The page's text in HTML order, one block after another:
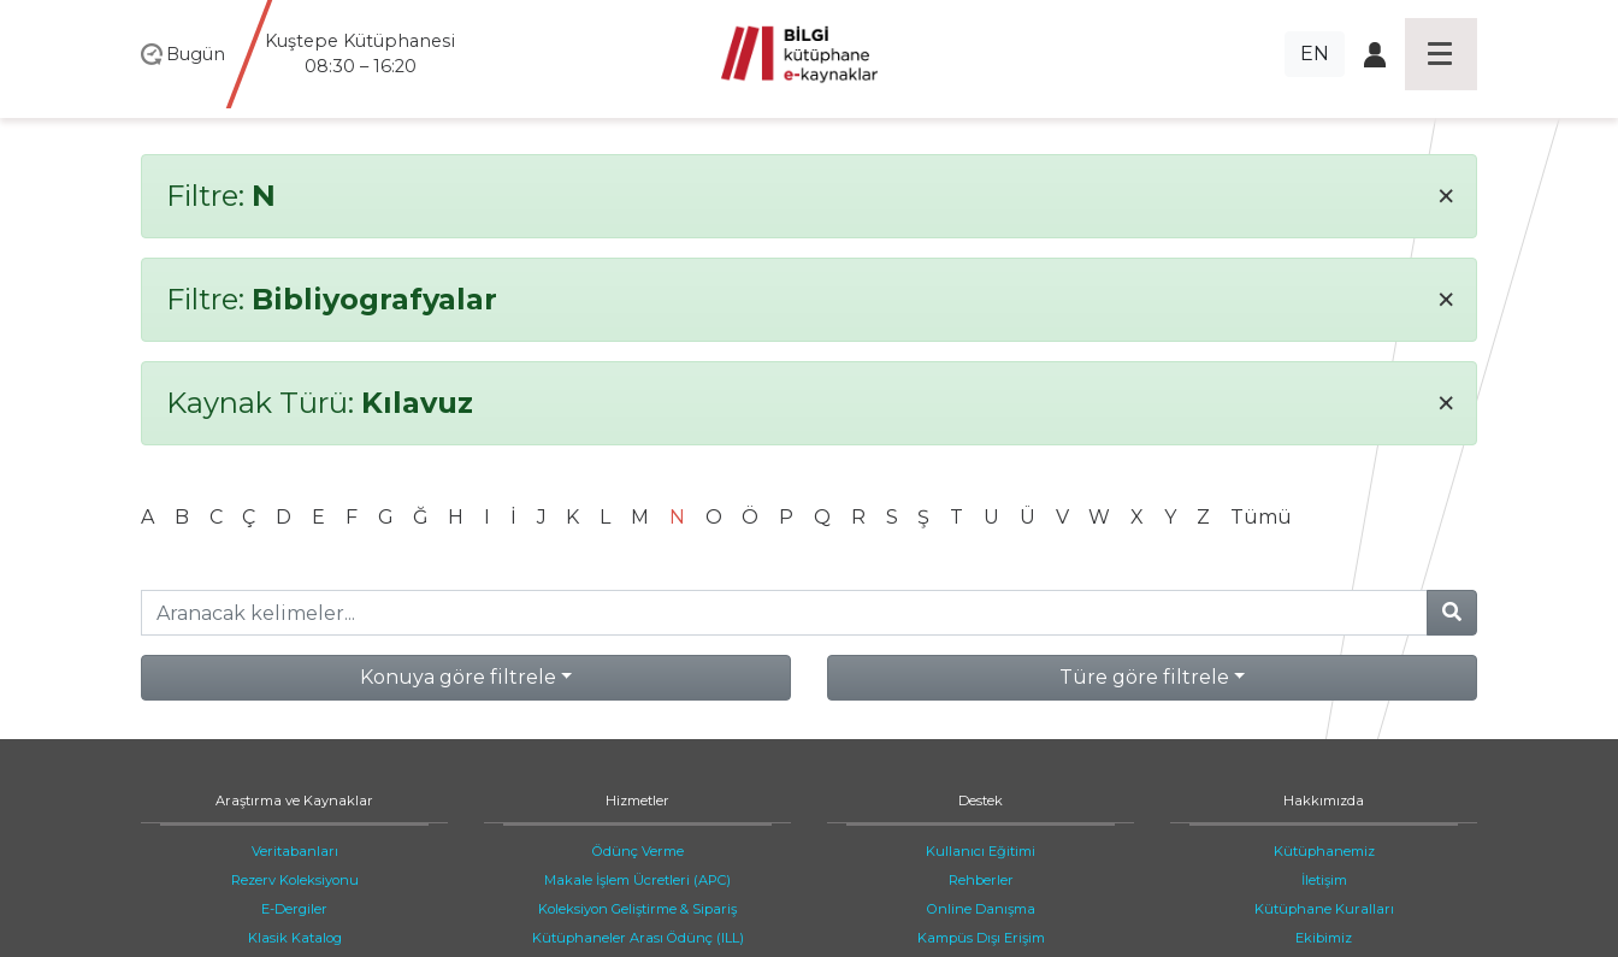
Bugün
Kuştepe Kütüphanesi
08:30 – 16:20
EN
Filtre: N ×
Filtre: Bibliyografyalar ×
Kaynak Türü: Kılavuz ×
A B C Ç D E F G Ğ H I İ J K L M N O Ö P Q R S Ş T U Ü V W X Y Z Tümü
Konuya göre filtrele Türe göre filtrele
Araştırma ve Kaynaklar
Veritabanları
Rezerv Koleksiyonu
E-Dergiler
Klasik Katalog
Hizmetler
Ödünç Verme
Makale İşlem Ücretleri (APC)
Koleksiyon Geliştirme & Sipariş
Kütüphaneler Arası Ödünç (ILL)
Destek
Kullanıcı Eğitimi
Rehberler
Online Danışma
Kampüs Dışı Erişim
Hakkımızda
Kütüphanemiz
İletişim
Kütüphane Kuralları
Ekibimiz